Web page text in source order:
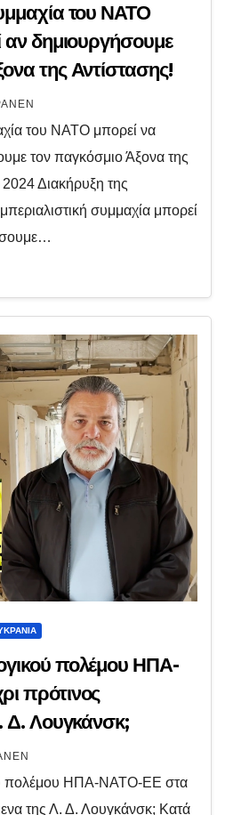
του ΝΑΤΟ
αν δημιουργήσουμε
της Αντίστασης!
του ΝΑΤΟ μπορεί να
τον παγκόσμιο Άξονα της
Διακήρυξη της
συμμαχία μπορεί
πολέμου ΗΠΑ-
πρότινος
Δ. Λουγκάνσκ;
πολέμου ΗΠΑ-ΝΑΤΟ-ΕΕ στα
της Λ. Δ. Λουγκάνσκ; Κατά